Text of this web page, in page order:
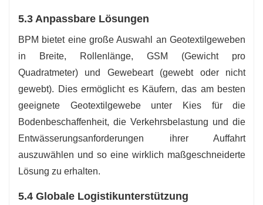
5.3 Anpassbare Lösungen
BPM bietet eine große Auswahl an Geotextilgeweben
in Breite, Rollenlänge, GSM (Gewicht pro
Quadratmeter) und Gewebeart (gewebt oder nicht
gewebt). Dies ermöglicht es Käufern, das am besten
geeignete Geotextilgewebe unter Kies für die
Bodenbeschaffenheit, die Verkehrsbelastung und die
Entwässerungsanforderungen ihrer Auffahrt
auszuwählen und so eine wirklich maßgeschneiderte
Lösung zu erhalten.
5.4 Globale Logistikunterstützung